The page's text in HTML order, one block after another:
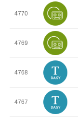
4770
4769
4768
4767